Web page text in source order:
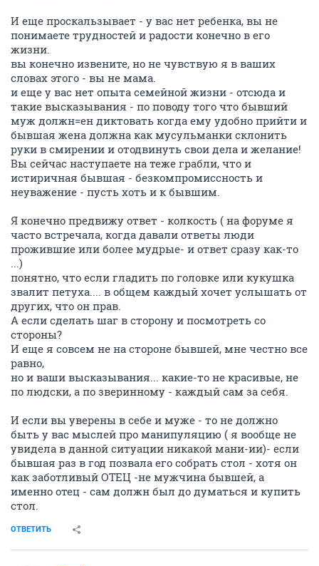
И еще проскальзывает - у вас нет ребенка, вы не
понимаете трудностей и радости конечно в его
жизни.
вы конечно извените, но не чувствую я в ваших
словах этого - вы не мама.
и еще у вас нет опыта семейной жизни - отсюда и
такие высказывания - по поводу того что бывший
муж должн=ен диктовать когда ему удобно прийти и
бывшая жена должна как мусульманки склонить
руки в смирении и отодвинуть свои дела и желание!
Вы сейчас наступаете на теже грабли, что и
истиричная бывшая - безкомпромиссность и
неуважение - пусть хоть и к бывшим.
Я конечно предвижу ответ - колкость ( на форуме я
часто встречала, когда давали ответы люди
прожившие или более мудрые- и ответ сразу как-то
...)
понятно, что если гладить по головке или кукушка
звалит петуха.... в общем каждый хочет услышать от
других, что он прав.
А если сделать шаг в сторону и посмотреть со
стороны?
И еще я совсем не на стороне бывшей, мне честно все
равно,
но и ваши высказывания... какие-то не красивые, не
по людски, а по зверинному - каждый сам за себя.
И если вы уверены в себе и муже - то не должно
быть у вас мыслей про манипуляцию ( я вообще не
увидела в данной ситуации никакой мани-ии)- если
бывшая раз в год позвала его собрать стол - хотя он
как заботливый ОТЕЦ -не мужчина бывшей, а
именно отец - сам должн был до думаться и купить
стол.
ОТВЕТИТЬ